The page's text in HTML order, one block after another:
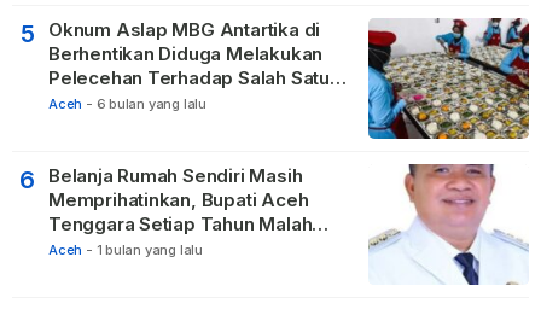
5
Oknum Aslap MBG Antartika di
Berhentikan Diduga Melakukan
Pelecehan Terhadap Salah Satu
Relawan
Aceh - 6 bulan yang lalu
6
Belanja Rumah Sendiri Masih
Memprihatinkan, Bupati Aceh
Tenggara Setiap Tahun Malah
Membangun Pasilitas Rumah
Aceh - 1 bulan yang lalu